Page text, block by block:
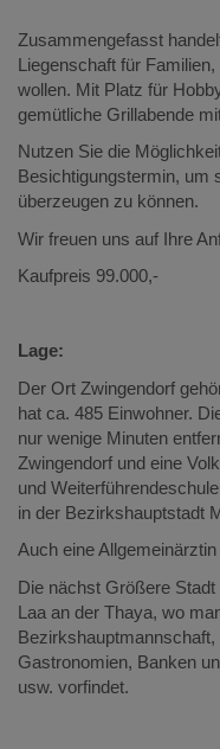
Zusammengefasst
Liegenschaft für
wollen. Mit Platz für
gemütliche Grillabende
Nutzen Sie die
Besichtigungstermin, um
überzeugen zu können.
Wir freuen uns auf Ihre
Kaufpreis 99.000,-
Lage:
Der Ort Zwingendorf
hat ca. 485 Einwohner.
nur wenige Minuten
Zwingendorf und eine
und
in der Bezirkshauptstadt
Auch eine
Die nächst Größere
Laa an der Thaya, wo
Gastronomien, Banken
usw. vorfindet.